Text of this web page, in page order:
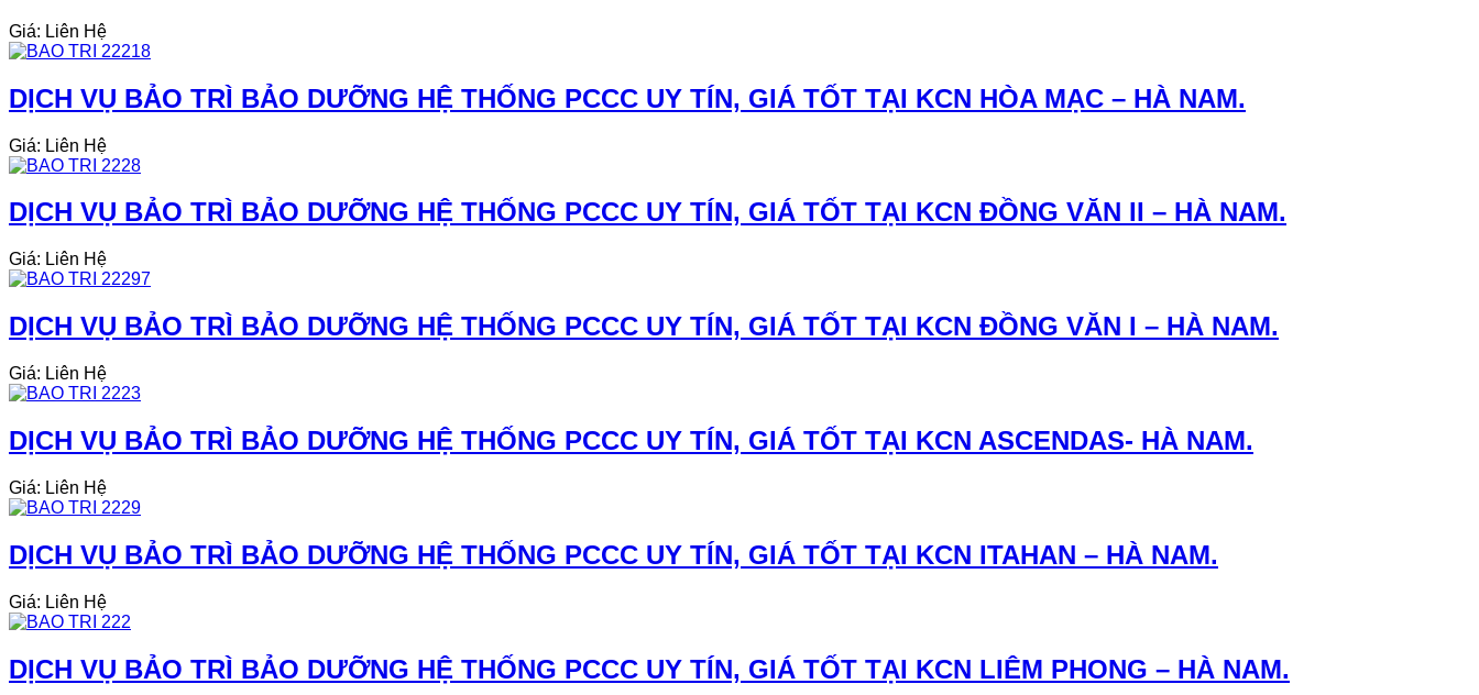
Giá: Liên Hệ
DỊCH VỤ BẢO TRÌ BẢO DƯỠNG HỆ THỐNG PCCC UY TÍN, GIÁ TỐT TẠI KCN HÒA MẠC – HÀ NAM.
Giá: Liên Hệ
DỊCH VỤ BẢO TRÌ BẢO DƯỠNG HỆ THỐNG PCCC UY TÍN, GIÁ TỐT TẠI KCN ĐỒNG VĂN II – HÀ NAM.
Giá: Liên Hệ
DỊCH VỤ BẢO TRÌ BẢO DƯỠNG HỆ THỐNG PCCC UY TÍN, GIÁ TỐT TẠI KCN ĐỒNG VĂN I – HÀ NAM.
Giá: Liên Hệ
DỊCH VỤ BẢO TRÌ BẢO DƯỠNG HỆ THỐNG PCCC UY TÍN, GIÁ TỐT TẠI KCN ASCENDAS- HÀ NAM.
Giá: Liên Hệ
DỊCH VỤ BẢO TRÌ BẢO DƯỠNG HỆ THỐNG PCCC UY TÍN, GIÁ TỐT TẠI KCN ITAHAN – HÀ NAM.
Giá: Liên Hệ
DỊCH VỤ BẢO TRÌ BẢO DƯỠNG HỆ THỐNG PCCC UY TÍN, GIÁ TỐT TẠI KCN LIÊM PHONG – HÀ NAM.